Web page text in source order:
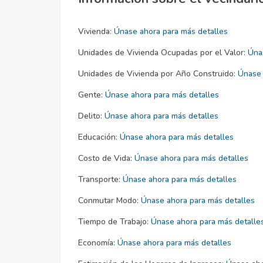
Vivienda: Únase ahora para más detalles
Unidades de Vivienda Ocupadas por el Valor:
Unidades de Vivienda por Año Construido:
Gente: Únase ahora para más detalles
Delito: Únase ahora para más detalles
Educación: Únase ahora para más detalles
Costo de Vida: Únase ahora para más detalles
Transporte: Únase ahora para más detalles
Conmutar Modo: Únase ahora para más detalles
Tiempo de Trabajo: Únase ahora para más
Economía: Únase ahora para más detalles